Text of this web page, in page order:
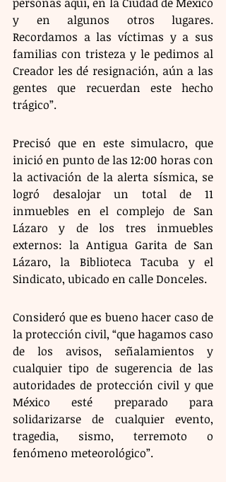
y en algunos otros lugares.
Recordamos a las víctimas y a sus
familias con tristeza y le pedimos al
Creador les dé resignación, aún a las
gentes que recuerdan este hecho
trágico”.
Precisó que en este simulacro, que
inició en punto de las 12:00 horas con
la activación de la alerta sísmica, se
logró desalojar un total de 11
inmuebles en el complejo de San
Lázaro y de los tres inmuebles
externos: la Antigua Garita de San
Lázaro, la Biblioteca Tacuba y el
Sindicato, ubicado en calle Donceles.
Consideró que es bueno hacer caso de
la protección civil, “que hagamos caso
de los avisos, señalamientos y
cualquier tipo de sugerencia de las
autoridades de protección civil y que
México esté preparado para
solidarizarse de cualquier evento,
tragedia, sismo, terremoto o
fenómeno meteorológico”.